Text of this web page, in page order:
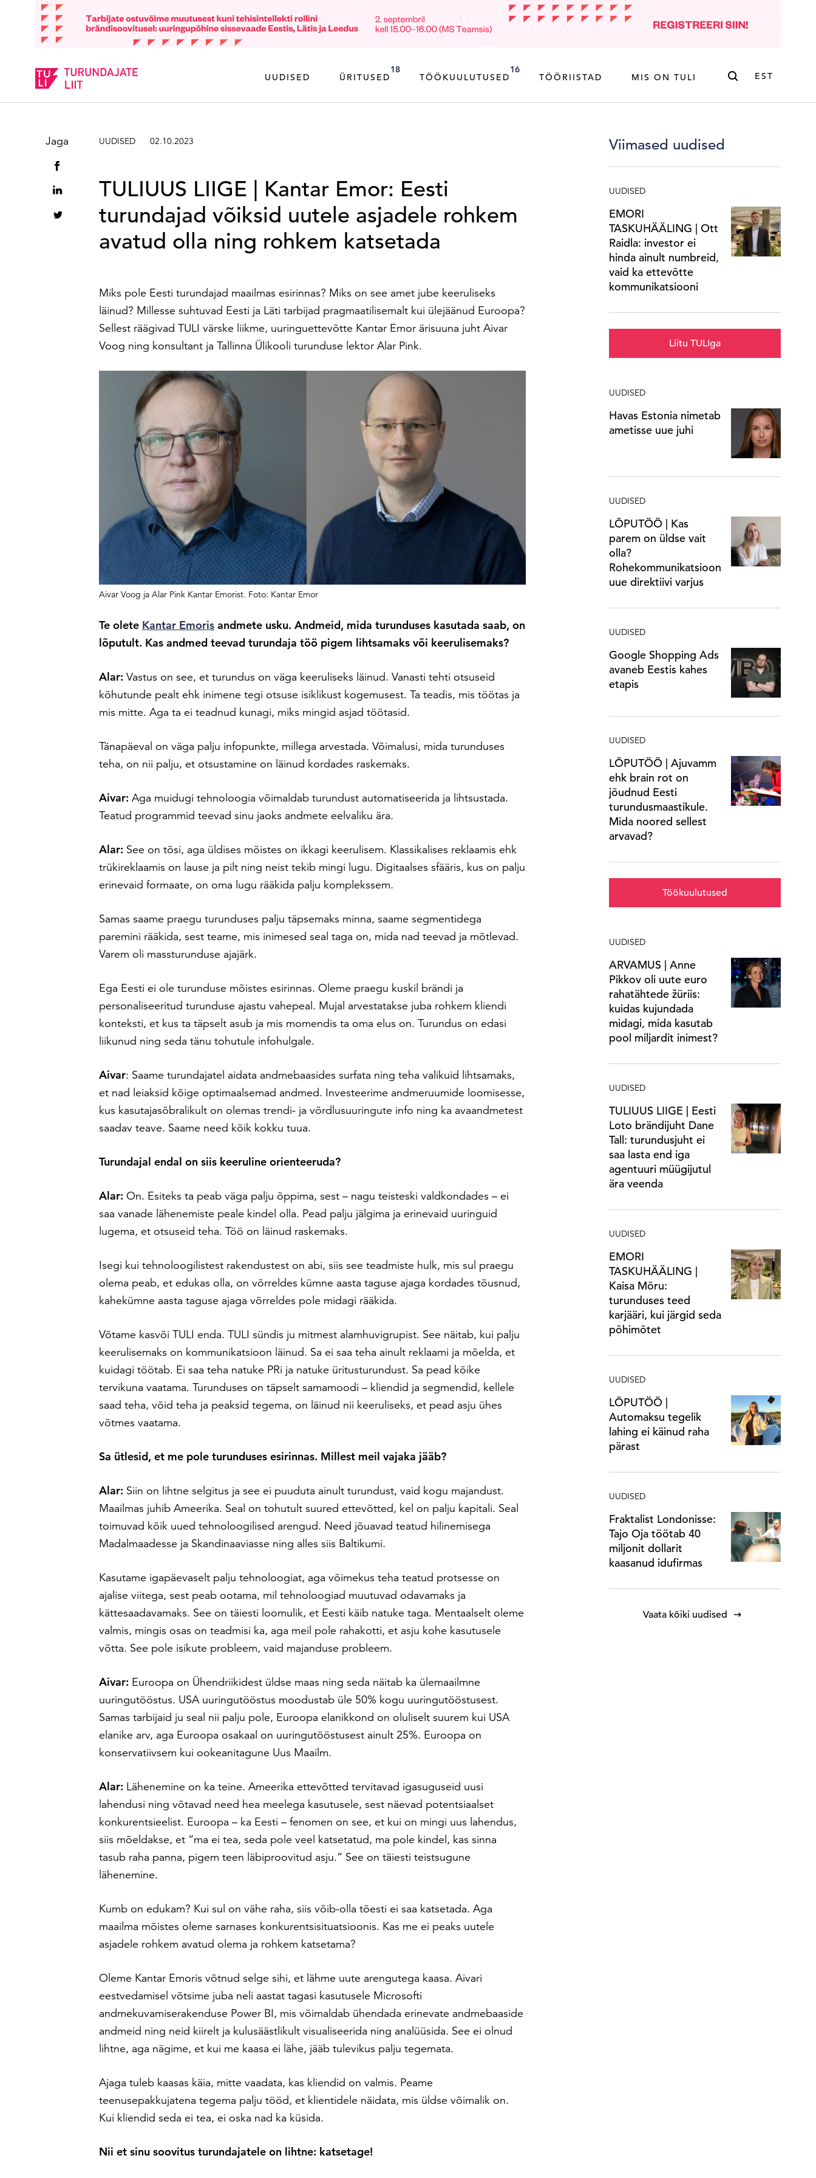
UUDISED ÜRITUSED
18
TÖÖKUULUTUSED
16
TÖÖRIISTAD MIS ON TULI EST
Sisesta märksõna Otsi
UUDISED 02.10.2023
TULIUUS LIIGE | Kantar Emor: Eesti
turundajad võiksid uutele asjadele rohkem
avatud olla ning rohkem katsetada
Miks pole Eesti turundajad maailmas esirinnas? Miks on see amet jube keeruliseks
läinud? Millesse suhtuvad Eesti ja Läti tarbijad pragmaatilisemalt kui ülejäänud Euroopa?
Sellest räägivad TULI värske liikme, uuringuettevõtte Kantar Emor ärisuuna juht Aivar
Voog ning konsultant ja Tallinna Ülikooli turunduse lektor Alar Pink.
Aivar Voog ja Alar Pink Kantar Emorist. Foto: Kantar Emor
Te olete Kantar Emorisandmete usku. Andmeid, mida turunduses kasutada saab, on
lõputult. Kas andmed teevad turundaja töö pigem lihtsamaks või keerulisemaks?
Alar: Vastus on see, et turundus on väga keeruliseks läinud. Vanasti tehti otsuseid
kõhutunde pealt ehk inimene tegi otsuse isiklikust kogemusest. Ta teadis, mis töötas ja
mis mitte. Aga ta ei teadnud kunagi, miks mingid asjad töötasid.
Tänapäeval on väga palju infopunkte, millega arvestada. Võimalusi, mida turunduses
teha, on nii palju, et otsustamine on läinud kordades raskemaks.
Aivar: Aga muidugi tehnoloogia võimaldab turundust automatiseerida ja lihtsustada.
Teatud programmid teevad sinu jaoks andmete eelvaliku ära.
Alar: See on tõsi, aga üldises mõistes on ikkagi keerulisem. Klassikalises reklaamis ehk
trükireklaamis on lause ja pilt ning neist tekib mingi lugu. Digitaalses sfääris, kus on palju
erinevaid formaate, on oma lugu rääkida palju komplekssem.
Samas saame praegu turunduses palju täpsemaks minna, saame segmentidega
paremini rääkida, sest teame, mis inimesed seal taga on, mida nad teevad ja mõtlevad.
Varem oli massturunduse ajajärk.
Ega Eesti ei ole turunduse mõistes esirinnas. Oleme praegu kuskil brändi ja
personaliseeritud turunduse ajastu vahepeal. Mujal arvestatakse juba rohkem kliendi
konteksti, et kus ta täpselt asub ja mis momendis ta oma elus on. Turundus on edasi
liikunud ning seda tänu tohutule infohulgale.
Aivar: Saame turundajatel aidata andmebaasides surfata ning teha valikuid lihtsamaks,
et nad leiaksid kõige optimaalsemad andmed. Investeerime andmeruumide loomisesse,
kus kasutajasõbralikult on olemas trendi- ja võrdlusuuringute info ning ka avaandmetest
saadav teave. Saame need kõik kokku tuua.
Turundajal endal on siis keeruline orienteeruda?
Alar: On. Esiteks ta peab väga palju õppima, sest – nagu teisteski valdkondades – ei
saa vanade lähenemiste peale kindel olla. Pead palju jälgima ja erinevaid uuringuid
lugema, et otsuseid teha. Töö on läinud raskemaks.
Isegi kui tehnoloogilistest rakendustest on abi, siis see teadmiste hulk, mis sul praegu
olema peab, et edukas olla, on võrreldes kümne aasta taguse ajaga kordades tõusnud,
kahekümne aasta taguse ajaga võrreldes pole midagi rääkida.
Võtame kasvõi TULI enda. TULI sündis ju mitmest alamhuvigrupist. See näitab, kui palju
keerulisemaks on kommunikatsioon läinud. Sa ei saa teha ainult reklaami ja mõelda, et
kuidagi töötab. Ei saa teha natuke PRi ja natuke üritusturundust. Sa pead kõike
tervikuna vaatama. Turunduses on täpselt samamoodi – kliendid ja segmendid, kellele
saad teha, võid teha ja peaksid tegema, on läinud nii keeruliseks, et pead asju ühes
võtmes vaatama.
Sa ütlesid, et me pole turunduses esirinnas. Millest meil vajaka jääb?
Alar: Siin on lihtne selgitus ja see ei puuduta ainult turundust, vaid kogu majandust.
Maailmas juhib Ameerika. Seal on tohutult suured ettevõtted, kel on palju kapitali. Seal
toimuvad kõik uued tehnoloogilised arengud. Need jõuavad teatud hilinemisega
Madalmaadesse ja Skandinaaviasse ning alles siis Baltikumi.
Kasutame igapäevaselt palju tehnoloogiat, aga võimekus teha teatud protsesse on
ajalise viitega, sest peab ootama, mil tehnoloogiad muutuvad odavamaks ja
kättesaadavamaks. See on täiesti loomulik, et Eesti käib natuke taga. Mentaalselt oleme
valmis, mingis osas on teadmisi ka, aga meil pole rahakotti, et asju kohe kasutusele
võtta. See pole isikute probleem, vaid majanduse probleem.
Aivar: Euroopa on Ühendriikidest üldse maas ning seda näitab ka ülemaailmne
uuringutööstus. USA uuringutööstus moodustab üle 50% kogu uuringutööstusest.
Samas tarbijaid ju seal nii palju pole, Euroopa elanikkond on oluliselt suurem kui USA
elanike arv, aga Euroopa osakaal on uuringutööstusest ainult 25%. Euroopa on
konservatiivsem kui ookeanitagune Uus Maailm.
Alar: Lähenemine on ka teine. Ameerika ettevõtted tervitavad igasuguseid uusi
lahendusi ning võtavad need hea meelega kasutusele, sest näevad potentsiaalset
konkurentsieelist. Euroopa – ka Eesti – fenomen on see, et kui on mingi uus lahendus,
siis mõeldakse, et “ma ei tea, seda pole veel katsetatud, ma pole kindel, kas sinna
tasub raha panna, pigem teen läbiproovitud asju.” See on täiesti teistsugune
lähenemine.
Kumb on edukam? Kui sul on vähe raha, siis võib-olla tõesti ei saa katsetada. Aga
maailma mõistes oleme sarnases konkurentsisituatsioonis. Kas me ei peaks uutele
asjadele rohkem avatud olema ja rohkem katsetama?
Oleme Kantar Emoris võtnud selge sihi, et lähme uute arengutega kaasa. Aivari
eestvedamisel võtsime juba neli aastat tagasi kasutusele Microsofti
andmekuvamiserakenduse Power BI, mis võimaldab ühendada erinevate andmebaaside
andmeid ning neid kiirelt ja kulusäästlikult visualiseerida ning analüüsida. See ei olnud
lihtne, aga nägime, et kui me kaasa ei lähe, jääb tulevikus palju tegemata.
Ajaga tuleb kaasas käia, mitte vaadata, kas kliendid on valmis. Peame
teenusepakkujatena tegema palju tööd, et klientidele näidata, mis üldse võimalik on.
Kui kliendid seda ei tea, ei oska nad ka küsida.
Nii et sinu soovitus turundajatele on lihtne: katsetage!
Jaga Viimased uudised
UUDISED
EMORI
TASKUHÄÄLING | Ott
Raidla: investor ei
hinda ainult numbreid,
vaid ka ettevõtte
kommunikatsiooni
Liitu TULIga
UUDISED
Havas Estonia nimetab
ametisse uue juhi
UUDISED
LÕPUTÖÖ | Kas
parem on üldse vait
olla?
Rohekommunikatsioon
uue direktiivi varjus
UUDISED
Google Shopping Ads
avaneb Eestis kahes
etapis
UUDISED
LÕPUTÖÖ | Ajuvamm
ehk brain rot on
jõudnud Eesti
turundusmaastikule.
Mida noored sellest
arvavad?
Töökuulutused
UUDISED
ARVAMUS | Anne
Pikkov oli uute euro
rahatähtede žüriis:
kuidas kujundada
midagi, mida kasutab
pool miljardit inimest?
UUDISED
TULIUUS LIIGE | Eesti
Loto brändijuht Dane
Tall: turundusjuht ei
saa lasta end iga
agentuuri müügijutul
ära veenda
UUDISED
EMORI
TASKUHÄÄLING |
Kaisa Mõru:
turunduses teed
karjääri, kui järgid seda
põhimõtet
UUDISED
LÕPUTÖÖ |
Automaksu tegelik
lahing ei käinud raha
pärast
UUDISED
Fraktalist Londonisse:
Tajo Oja töötab 40
miljonit dollarit
kaasanud idufirmas
Vaata kõiki uudised